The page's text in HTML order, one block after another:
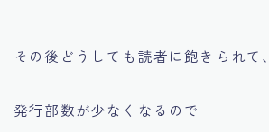
その後どうしても読者に飽きられて、
発行部数が少なくなるので